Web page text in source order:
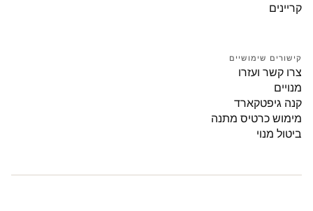
קריינים
קישורים שימושיים
צרו קשר ועזרו
מנויים
קנה גיפטקארד
מימוש כרטיס מתנה
ביטול מנוי